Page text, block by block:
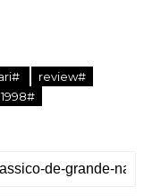
review#